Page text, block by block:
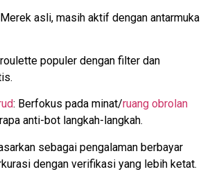
asli, masih aktif dengan antarmuka
populer dengan filter dan
: Berfokus pada minat/ruang obrolan
anti-bot langkah-langkah.
sebagai pengalaman berbayar
dengan verifikasi yang lebih ketat.